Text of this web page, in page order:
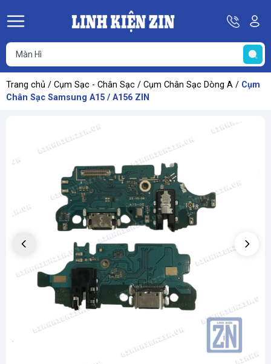
Hotline
08
69
67
68
69
Trang chủ / Cụm Sạc - Chân Sạc / Cụm Chân Sạc Dòng A / Cụm
Chân Sạc Samsung A15 / A156 ZIN